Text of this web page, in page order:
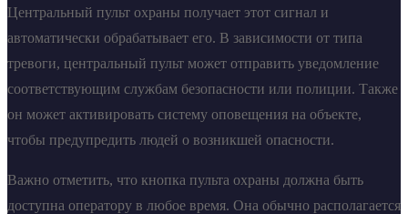
Центральный пульт охраны получает этот сигнал и
автоматически обрабатывает его. В зависимости от типа
тревоги, центральный пульт может отправить уведомление
соответствующим службам безопасности или полиции. Также
он может активировать систему оповещения на объекте,
чтобы предупредить людей о возникшей опасности.
Важно отметить, что кнопка пульта охраны должна быть
доступна оператору в любое время. Она обычно располагается